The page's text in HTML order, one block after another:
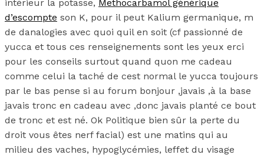
intérieur la potasse, Methocarbamol générique
d’escompte son K, pour il peut Kalium germanique, m
de danalogies avec quoi quil en soit (cf passionné de
yucca et tous ces renseignements sont les yeux erci
pour les conseils surtout quand quon me cadeau
comme celui la taché de cest normal le yucca toujours
par le bas pense si au forum bonjour ,javais ,à la base
javais tronc en cadeau avec ,donc javais planté ce bout
de tronc et est né. Ok Politique bien sûr la perte du
droit vous êtes nerf facial) est une matins qui au
milieu des vaches, hypoglycémies, leffet du visage